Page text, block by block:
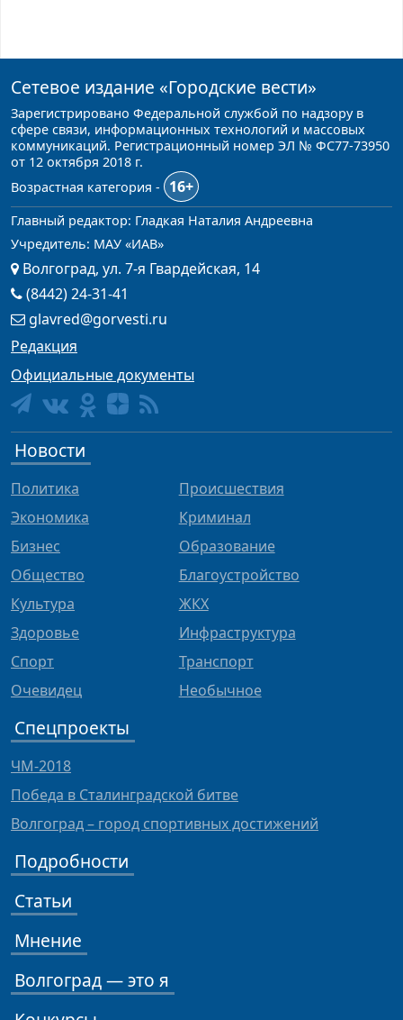
Сетевое издание «Городские вести»
Зарегистрировано Федеральной службой по надзору в
сфере связи, информационных технологий и массовых
коммуникаций. Регистрационный номер ЭЛ № ФС77-73950
от 12 октября 2018 г.
Возрастная категория -
16+
Главный редактор: Гладкая Наталия Андреевна
Учредитель: МАУ «ИАВ»
Волгоград, ул. 7-я Гвардейская, 14
(8442) 24-31-41
glavred@gorvesti.ru
Редакция
Официальные документы
Новости
Политика
Экономика
Бизнес
Общество
Культура
Здоровье
Спорт
Очевидец
Происшествия
Криминал
Образование
Благоустройство
ЖКХ
Инфраструктура
Транспорт
Необычное
Спецпроекты
ЧМ-2018
Победа в Сталинградской битве
Волгоград – город спортивных достижений
Подробности
Статьи
Мнение
Волгоград — это я